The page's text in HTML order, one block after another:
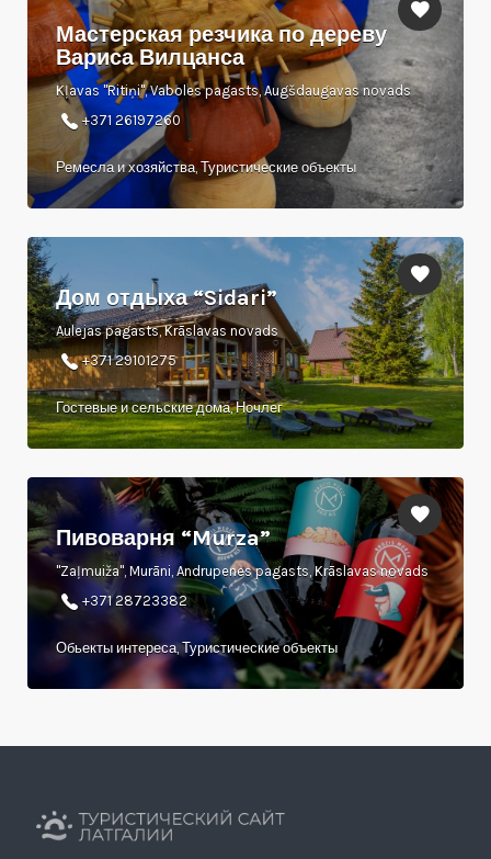
Мастерская резчика по дереву
Вариса Вилцанса
Kļavas "Ritiņi", Vaboles pagasts, Augšdaugavas novads
+371 26197260
Ремесла и хозяйства, Туристические объекты
Дом отдыха “Sidari”
Aulejas pagasts, Krāslavas novads
+371 29101275
Гостевые и сельские дома, Ночлег
Пивоварня “Murza”
"Zaļmuiža", Murāni, Andrupenes pagasts, Krāslavas novads
+371 28723382
Обьекты интереса, Туристические объекты